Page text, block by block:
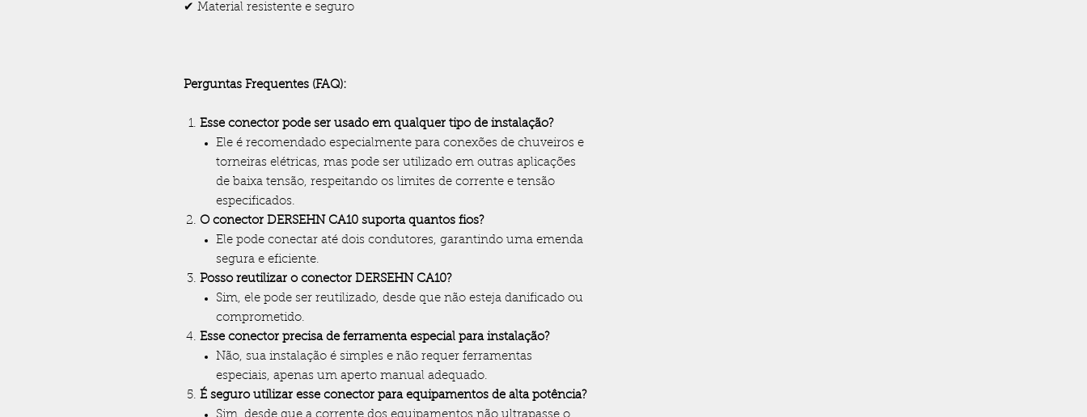
✔ Material resistente e seguro
Perguntas Frequentes (FAQ):
Esse conector pode ser usado em qualquer tipo de instalação?
Ele é recomendado especialmente para conexões de chuveiros e
torneiras elétricas, mas pode ser utilizado em outras aplicações
de baixa tensão, respeitando os limites de corrente e tensão
especificados.
O conector DERSEHN CA10 suporta quantos fios?
Ele pode conectar até dois condutores, garantindo uma emenda
segura e eficiente.
Posso reutilizar o conector DERSEHN CA10?
Sim, ele pode ser reutilizado, desde que não esteja danificado ou
comprometido.
Esse conector precisa de ferramenta especial para instalação?
Não, sua instalação é simples e não requer ferramentas
especiais, apenas um aperto manual adequado.
É seguro utilizar esse conector para equipamentos de alta potência?